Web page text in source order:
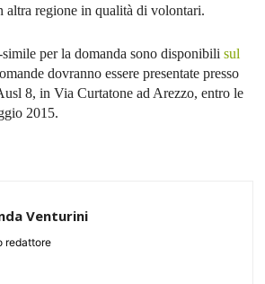
altra regione in qualità di volontari.
per la domanda sono disponibili sul
dovranno essere presentate presso
8, in Via Curtatone ad Arezzo, entro le
2015.
Venturini
redattore